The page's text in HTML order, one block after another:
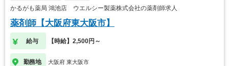
かるがも薬局 鴻池店 ウエルシー製薬株式会社の薬剤師求人
薬剤師【大阪府東大阪市】
給与 【時給】2,500円～
勤務地 大阪府 東大阪市